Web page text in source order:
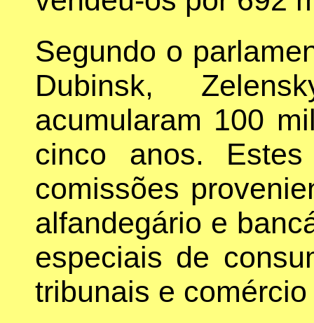
Segundo o
Dubinsk,
acumularam 100
cinco anos.
comissões
alfandegário e
especiais de
tribunais e